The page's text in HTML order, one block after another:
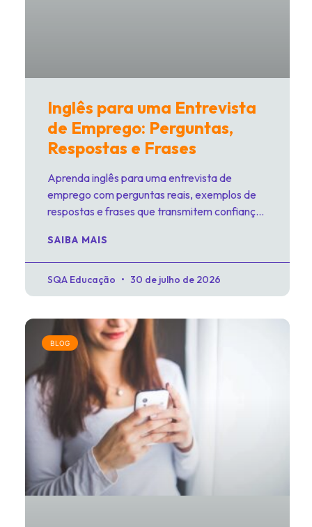
Inglês para uma Entrevista
de Emprego: Perguntas,
Respostas e Frases
Aprenda inglês para uma entrevista de
emprego com perguntas reais, exemplos de
respostas e frases que transmitem confiança.
imigrantes nos EUA.
SAIBA MAIS
SQA Educação 30 de julho de 2026
BLOG